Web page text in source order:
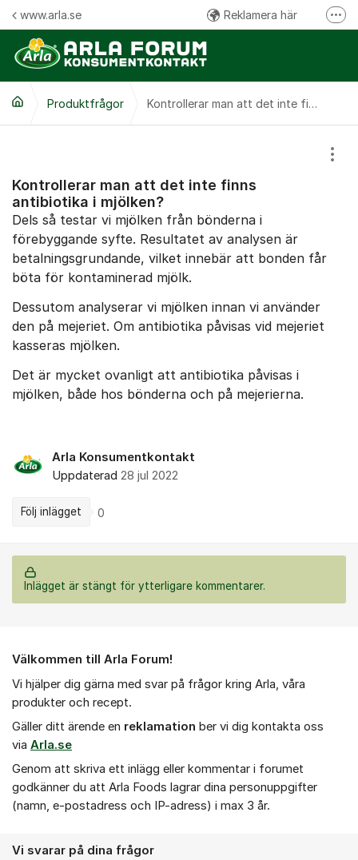
Hoppa till innehåll
www.arla.se Reklamera här
Följ oss på Facebook
Kommentarsregler
Produktfrågor Kontrollerar man att det inte finns antibiotika i mjölken?
Kontrollerar man att det inte finns
antibiotika i mjölken?
Dels så testar vi mjölken från bönderna i
förebyggande syfte. Resultatet av analysen är
betalningsgrundande, vilket innebär att bonden får
böta för kontaminerad mjölk.
Dessutom analyserar vi mjölken innan vi använder
den på mejeriet. Om antibiotika påvisas vid mejeriet
kasseras mjölken.
Det är mycket ovanligt att antibiotika påvisas i
mjölken, både hos bönderna och på mejerierna.
Arla Konsumentkontakt
Uppdaterad 28 jul 2022
Följ inlägget 0
Inlägget är stängt för ytterligare kommentarer.
Välkommen till Arla Forum!
Vi hjälper dig gärna med svar på frågor kring Arla, våra
produkter och recept.
Gäller ditt ärende en reklamation ber vi dig kontakta oss
via Arla.se
Genom att skriva ett inlägg eller kommentar i forumet
godkänner du att Arla Foods lagrar dina personuppgifter
(namn, e-postadress och IP-adress) i max 3 år.
Vi svarar på dina frågor